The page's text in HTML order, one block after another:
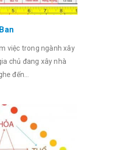
việc trong ngành xây
chủ đang xây nhà
đến...